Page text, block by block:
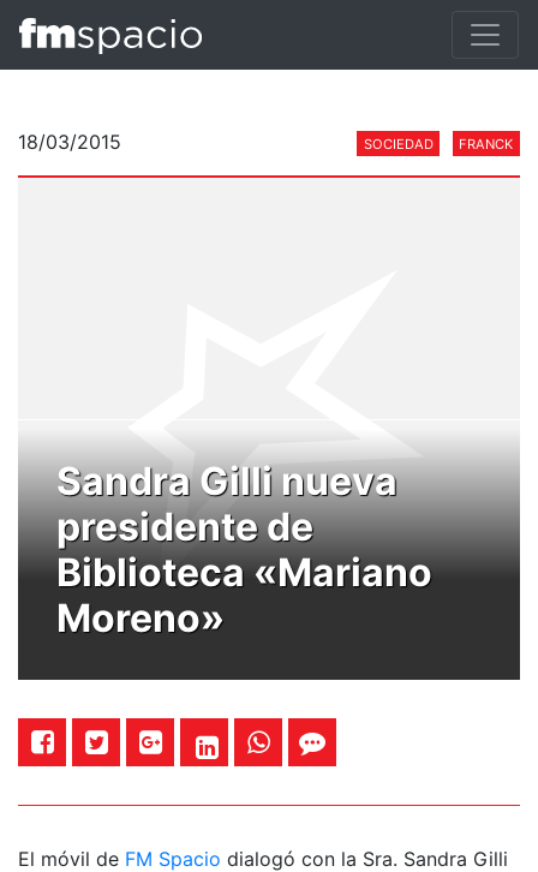
18/03/2015 SOCIEDAD FRANCK
Sandra Gilli nueva
presidente de
Biblioteca «Mariano
Moreno»
El móvil de FM Spacio dialogó con la Sra. Sandra Gilli